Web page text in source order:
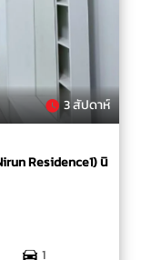
3 สัปดาห์
Residence1) นิ
1